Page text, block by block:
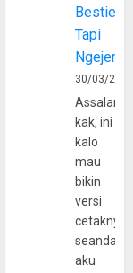
Bestie
Tapi
30/03/
kak, ini
kalo
mau
bikin
versi
cetaknya
aku